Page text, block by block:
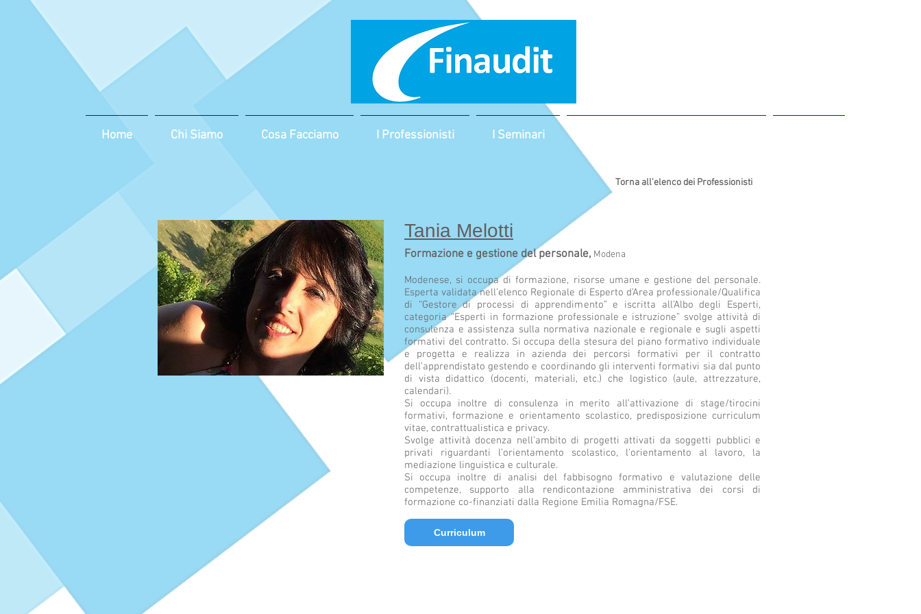
Home Chi Siamo Cosa Facciamo I Professionisti I Seminari
Torna all'elenco dei Professionisti
Tania Melotti
Formazione e gestione del personale, Modena
Modenese, si occupa di formazione, risorse umane e gestione del personale.
Esperta validata nell’elenco Regionale di Esperto d’Area professionale/Qualifica
di “Gestore di processi di apprendimento” e iscritta all’Albo degli Esperti,
categoria “Esperti in formazione professionale e istruzione” svolge attività di
consulenza e assistenza sulla normativa nazionale e regionale e sugli aspetti
formativi del contratto. Si occupa della stesura del piano formativo individuale
e progetta e realizza in azienda dei percorsi formativi per il contratto
dell’apprendistato gestendo e coordinando gli interventi formativi sia dal punto
di vista didattico (docenti, materiali, etc.) che logistico (aule, attrezzature,
calendari).
Si occupa inoltre di consulenza in merito all’attivazione di stage/tirocini
formativi, formazione e orientamento scolastico, predisposizione curriculum
vitae, contrattualistica e privacy.
Svolge attività docenza nell’ambito di progetti attivati da soggetti pubblici e
privati riguardanti l’orientamento scolastico, l’orientamento al lavoro, la
mediazione linguistica e culturale.
Si occupa inoltre di analisi del fabbisogno formativo e valutazione delle
competenze, supporto alla rendicontazione amministrativa dei corsi di
formazione co-finanziati dalla Regione Emilia Romagna/FSE.
Curriculum